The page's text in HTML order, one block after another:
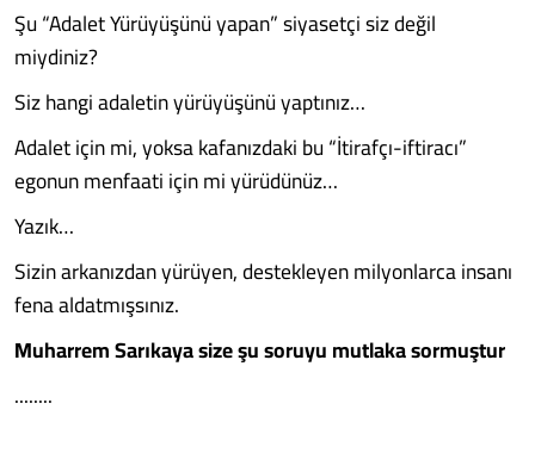
Şu “Adalet Yürüyüşünü yapan” siyasetçi siz değil
miydiniz?
Siz hangi adaletin yürüyüşünü yaptınız…
Adalet için mi, yoksa kafanızdaki bu “İtirafçı-iftiracı”
egonun menfaati için mi yürüdünüz…
Yazık…
Sizin arkanızdan yürüyen, destekleyen milyonlarca insanı
fena aldatmışsınız.
Muharrem Sarıkaya size şu soruyu mutlaka sormuştur
........